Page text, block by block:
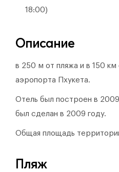
18:00)
Описание
в 250 м от пляжа и в 150
аэропорта Пхукета.
Отель был построен в 2009
был сделан в 2009 году.
Общая площадь
Пляж